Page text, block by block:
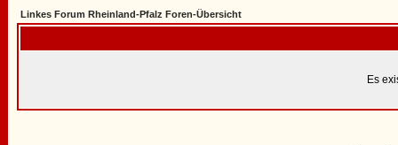
Linkes Forum Rheinland-Pfalz Foren-Übersicht
Es